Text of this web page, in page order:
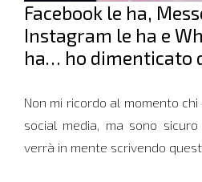
Facebook le ha,
Instagram le ha e
ha… ho dimenticato
Non mi ricordo al momento
social media, ma sono
verrà in mente scrivendo